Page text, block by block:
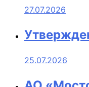
27.07.2026
25.07.2026